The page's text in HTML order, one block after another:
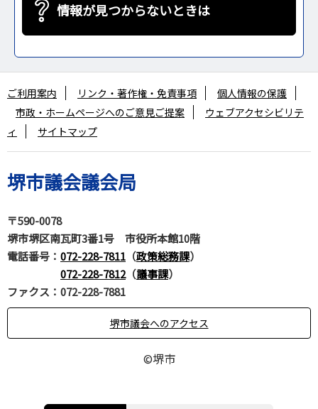
情報が見つからないときは
堺市議会議会局
〒590-0078
堺市堺区南瓦町3番1号 市役所本館10階
電話番号 ： 072-228-7811 （政策総務課）
072-228-7812（議事課）
ファクス：072-228-7881
堺市議会へのアクセス
ご利用案内 リンク・著作権・免責事項
個人情報の保護
市政・ホームページへのご意見ご提案
ウェブアクセシビリテ
ィ
サイトマップ
©堺市